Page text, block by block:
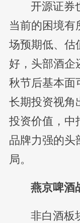
开源证券
当前的困境有
场预期低、估
好，头部酒企
秋节后基本面
长期投资视角
投资价值，中
品牌力强的头
局。
燕京啤酒
非白酒板